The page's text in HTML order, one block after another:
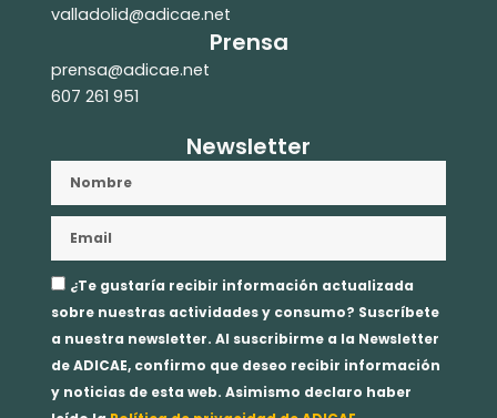
valladolid@adicae.net
Prensa
prensa@adicae.net
607 261 951
Newsletter
Aceptación
privacidad
¿Te gustaría recibir información actualizada
sobre nuestras actividades y consumo? Suscríbete
a nuestra newsletter. Al suscribirme a la Newsletter
de ADICAE, confirmo que deseo recibir información
y noticias de esta web. Asimismo declaro haber